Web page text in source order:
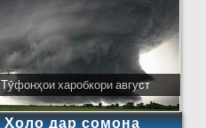
Тӯфонҳои харобкори август
Ҳоло дар сомона